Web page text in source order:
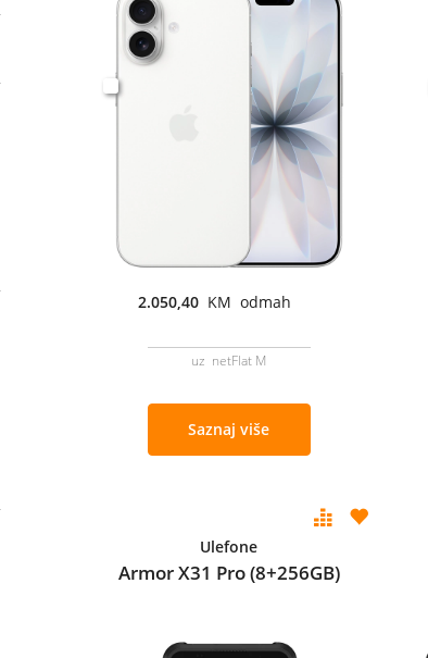
2.050,40 KM odmah
uz netFlat M
Saznaj više
Ulefone
Armor X31 Pro (8+256GB)